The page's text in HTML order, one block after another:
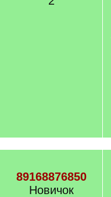
89168876850
Новичок